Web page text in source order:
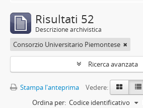
Risultati 52
Descrizione archivistica
Consorzio Universitario Piemontese
Ricerca avanzata
Stampa l'anteprima
Vedere:
Ordina per: Codice identificativo